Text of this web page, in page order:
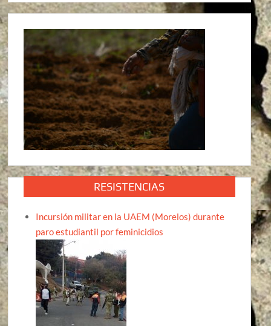
RESISTENCIAS
Incursión militar en la UAEM (Morelos) durante
paro estudiantil por feminicidios